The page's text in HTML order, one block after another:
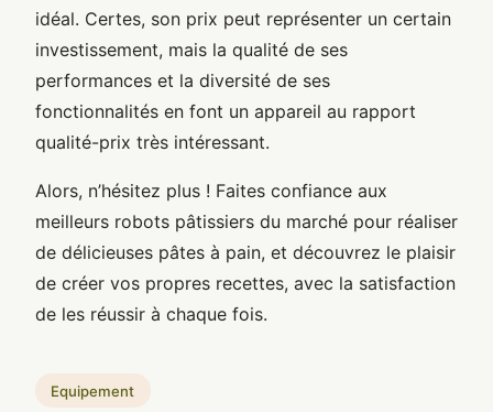
idéal. Certes, son prix peut représenter un certain
investissement, mais la qualité de ses
performances et la diversité de ses
fonctionnalités en font un appareil au rapport
qualité-prix très intéressant.
Alors, n’hésitez plus ! Faites confiance aux
meilleurs robots pâtissiers du marché pour réaliser
de délicieuses pâtes à pain, et découvrez le plaisir
de créer vos propres recettes, avec la satisfaction
de les réussir à chaque fois.
Equipement